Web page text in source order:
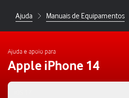
Ajuda Manuais de Equipamentos
Ajuda e apoio para
Apple iPhone 14